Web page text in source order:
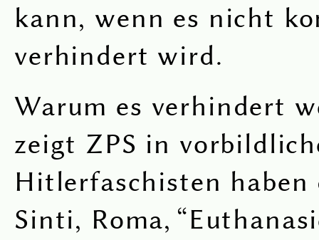
kann, wenn es nicht
verhindert wird.
Warum es verhindert
zeigt ZPS in
Hitlerfaschisten haben
Sinti, Roma,